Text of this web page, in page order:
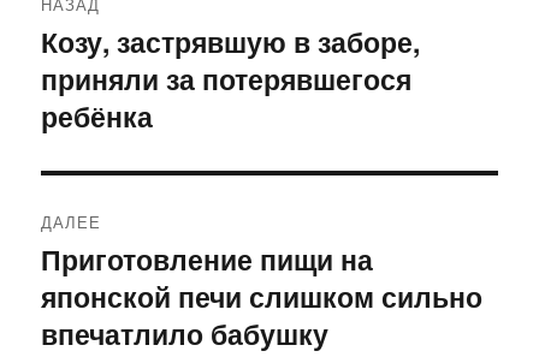
по
записям
НАЗАД
Предыдущая
запись:
Козу, застрявшую в заборе,
приняли за потерявшегося
ребёнка
ДАЛЕЕ
Следующая
запись:
Приготовление пищи на
японской печи слишком сильно
впечатлило бабушку